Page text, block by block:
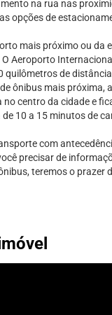
na rua nas
opções de
mais próximo ou da
Aeroporto
de
ônibus mais próxima,
centro da cidade e
10 a 15 minutos de
com
precisar de
teremos o prazer